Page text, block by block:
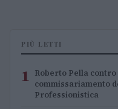
PIÙ LETTI
1 Roberto Pella
commissariamento
Professionistica